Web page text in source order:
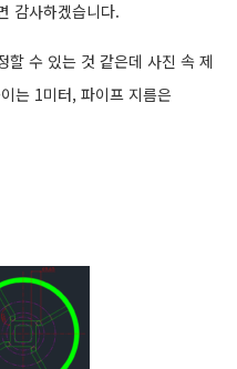
감사하겠습니다.
할 수 있는 것 같은데 사진 속 제
는 1미터, 파이프 지름은